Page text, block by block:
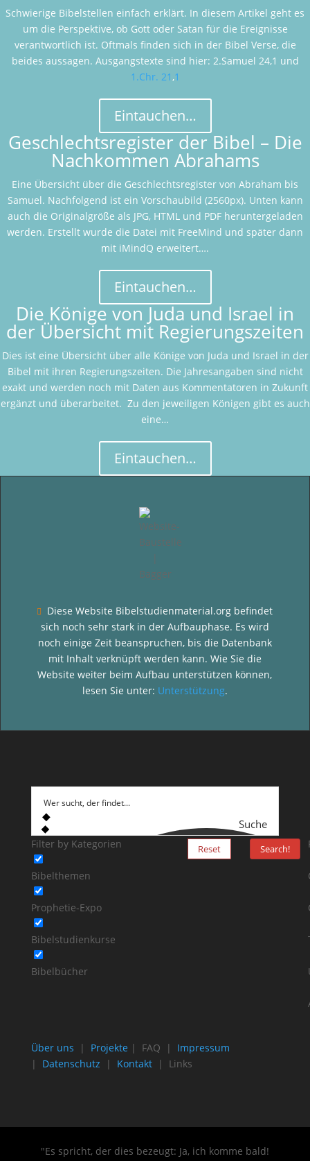
Schwierige Bibelstellen einfach erklärt. In diesem Artikel geht es
um die Perspektive, ob Gott oder Satan für die Ereignisse
verantwortlich ist. Oftmals finden sich in der Bibel Verse, die
beides aussagen. Ausgangstexte sind hier: 2.Samuel 24,1 und
1.Chr. 21 ,1
Eintauchen…
Geschlechtsregister der Bibel – Die
Nachkommen Abrahams
Eine Übersicht über die Geschlechtsregister von Abraham bis
Samuel. Nachfolgend ist ein Vorschaubild (2560px). Unten kann
auch die Originalgröße als JPG, HTML und PDF heruntergeladen
werden. Erstellt wurde die Datei mit FreeMind und später dann
mit iMindQ erweitert….
Eintauchen…
Die Könige von Juda und Israel in
der Übersicht mit Regierungszeiten
Dies ist eine Übersicht über alle Könige von Juda und Israel in der
Bibel mit ihren Regierungszeiten. Die Jahresangaben sind nicht
exakt und werden noch mit Daten aus Kommentatoren in Zukunft
ergänzt und überarbeitet. Zu den jeweiligen Königen gibt es auch
eine…
Eintauchen…

Diese Website Bibelstudienmaterial.org befindet
sich noch sehr stark in der Aufbauphase. Es wird
noch einige Zeit beanspruchen, bis die Datenbank
mit Inhalt verknüpft werden kann. Wie Sie die
Website weiter beim Aufbau unterstützen können,
lesen Sie unter: Unterstützung.
Suche
Filter by Kategorien
Bibelthemen
Prophetie-Expo
Bibelstudienkurse
Bibelbücher
Reset Search!
Über uns | Projekte | FAQ | Impressum
| Datenschutz | Kontakt| Links
"Es spricht, der dies bezeugt: Ja, ich komme bald!